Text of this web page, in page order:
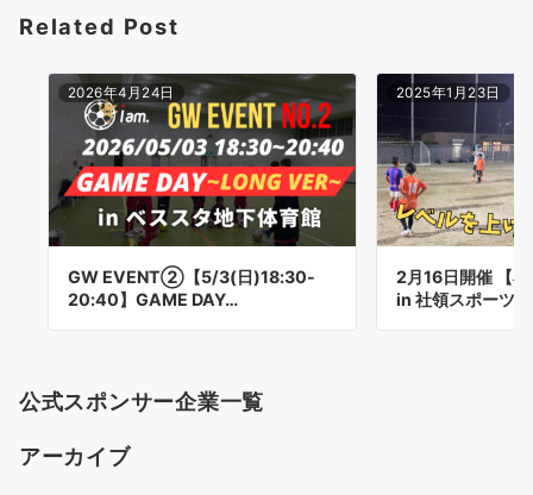
ン
Related Post
2026年4月24日
GW EVENT②【5/3(日)18:30-
20:40】GAME DAY…
2025年1月23日
2月16日開催 【
in 社領スポーツ
公式スポンサー企業一覧
アーカイブ